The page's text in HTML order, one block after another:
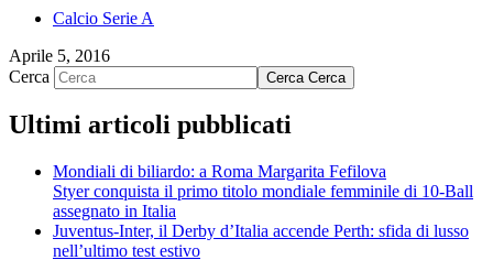
Calcio Serie A
Aprile 5, 2016
Cerca
Cerca Cerca
Ultimi articoli pubblicati
Mondiali di biliardo: a Roma Margarita Fefilova
Styer conquista il primo titolo mondiale femminile di 10-Ball
assegnato in Italia
Juventus-Inter, il Derby d’Italia accende Perth: sfida di lusso
nell’ultimo test estivo